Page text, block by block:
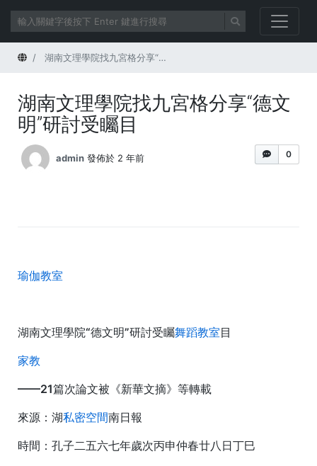
首頁 湖南文理學院找九宮格分享“德文明”研討受矚目
湖南文理學院找九宮格分享“德文
明”研討受矚目
0
admin 發佈於 2 年前
瑜伽教室
湖南文理學院“德文明”研討受矚舞蹈教室目
家教
——21篇次論文被《新華文摘》等轉載
來源：湖私密空間南日報
時間：孔子二五六七年歲次丙申仲春廿八日丁巳